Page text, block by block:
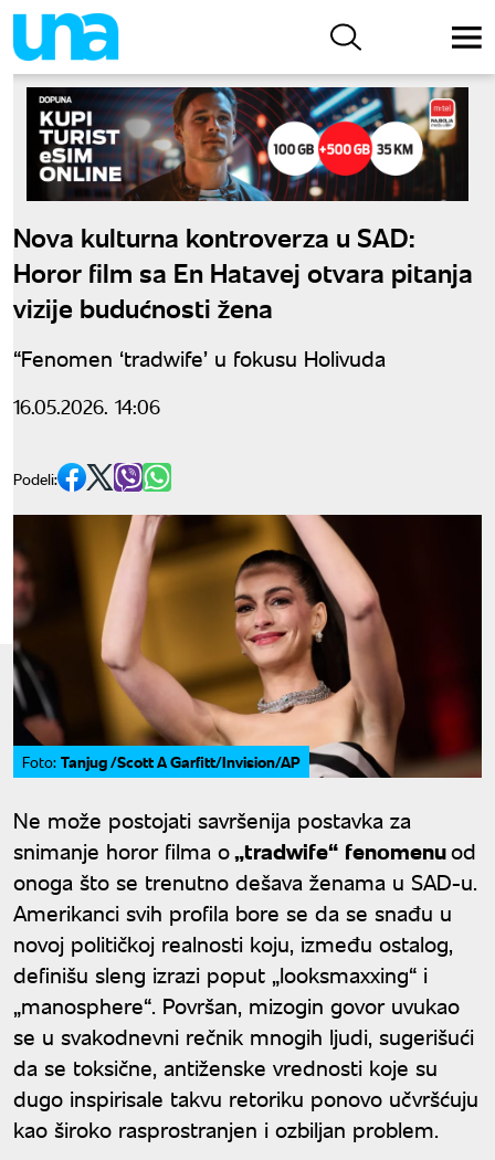
Nova kulturna kontroverza u SAD:
Horor film sa En Hatavej otvara pitanja
vizije budućnosti žena
“Fenomen ‘tradwife’ u fokusu Holivuda
16.05.2026. 14:06
Podeli:
Foto: Tanjug /Scott A Garfitt/Invision/AP
Ne može postojati savršenija postavka za
snimanje horor filma o„tradwife“ fenomenuod
onoga što se trenutno dešava ženama u SAD-u.
Amerikanci svih profila bore se da se snađu u
novoj političkoj realnosti koju, između ostalog,
definišu sleng izrazi poput „looksmaxxing“ i
„manosphere“. Površan, mizogin govor uvukao
se u svakodnevni rečnik mnogih ljudi, sugerišući
da se toksične, antiženske vrednosti koje su
dugo inspirisale takvu retoriku ponovo učvršćuju
kao široko rasprostranjen i ozbiljan problem.